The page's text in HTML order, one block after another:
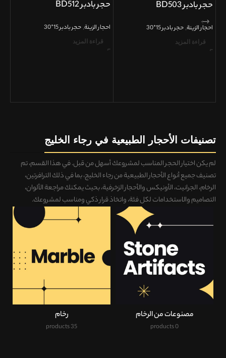
حجر بادبر BD503
احجار الزینة حجر بادبر 15*30
قراءة المزيد
حجر بادبر BD512
احجار الزینة, حجر بادبر 15*30
قراءة المزيد
تصنيفات الأحجار الطبيعية في رجاء الخليج
لم يكن اختيار الحجر المناسب لمشروعك أسهل من قبل. في هذا القسم، تم
تصنيفجميع أنواع الأحجار الطبيعية من رجاء الخليج، بما في ذلك الترافرتين،
الرخام، الجرانيت، الأونيكس والأحجار الزخرفية، بحيث يمكنكمراجعة الألوان،
التصاميم والاستخدامات لكل فئة، واتخاذ قرار ذكي ومناسب لمشروعك.
مصنوعات من الرخام
0 products
رخام
35 products